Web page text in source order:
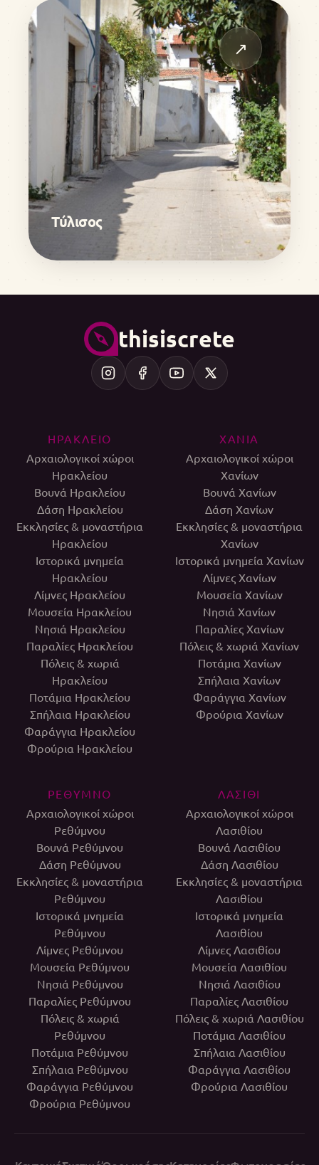
↗
Τύλισος
thisiscrete
ΗΡΑΚΛΕΙΟ
Αρχαιολογικοί χώροι
Ηρακλείου
Βουνά Ηρακλείου
Δάση Ηρακλείου
Εκκλησίες & μοναστήρια
Ηρακλείου
Ιστορικά μνημεία
Ηρακλείου
Λίμνες Ηρακλείου
Μουσεία Ηρακλείου
Νησιά Ηρακλείου
Παραλίες Ηρακλείου
Πόλεις & χωριά
Ηρακλείου
Ποτάμια Ηρακλείου
Σπήλαια Ηρακλείου
Φαράγγια Ηρακλείου
Φρούρια Ηρακλείου
ΧΑΝΙΑ
Αρχαιολογικοί χώροι
Χανίων
Βουνά Χανίων
Δάση Χανίων
Εκκλησίες & μοναστήρια
Χανίων
Ιστορικά μνημεία Χανίων
Λίμνες Χανίων
Μουσεία Χανίων
Νησιά Χανίων
Παραλίες Χανίων
Πόλεις & χωριά Χανίων
Ποτάμια Χανίων
Σπήλαια Χανίων
Φαράγγια Χανίων
Φρούρια Χανίων
ΡΕΘΥΜΝΟ
Αρχαιολογικοί χώροι
Ρεθύμνου
Βουνά Ρεθύμνου
Δάση Ρεθύμνου
Εκκλησίες & μοναστήρια
Ρεθύμνου
Ιστορικά μνημεία
Ρεθύμνου
Λίμνες Ρεθύμνου
Μουσεία Ρεθύμνου
Νησιά Ρεθύμνου
Παραλίες Ρεθύμνου
Πόλεις & χωριά
Ρεθύμνου
Ποτάμια Ρεθύμνου
Σπήλαια Ρεθύμνου
Φαράγγια Ρεθύμνου
Φρούρια Ρεθύμνου
ΛΑΣΙΘΙ
Αρχαιολογικοί χώροι
Λασιθίου
Βουνά Λασιθίου
Δάση Λασιθίου
Εκκλησίες & μοναστήρια
Λασιθίου
Ιστορικά μνημεία
Λασιθίου
Λίμνες Λασιθίου
Μουσεία Λασιθίου
Νησιά Λασιθίου
Παραλίες Λασιθίου
Πόλεις & χωριά Λασιθίου
Ποτάμια Λασιθίου
Σπήλαια Λασιθίου
Φαράγγια Λασιθίου
Φρούρια Λασιθίου